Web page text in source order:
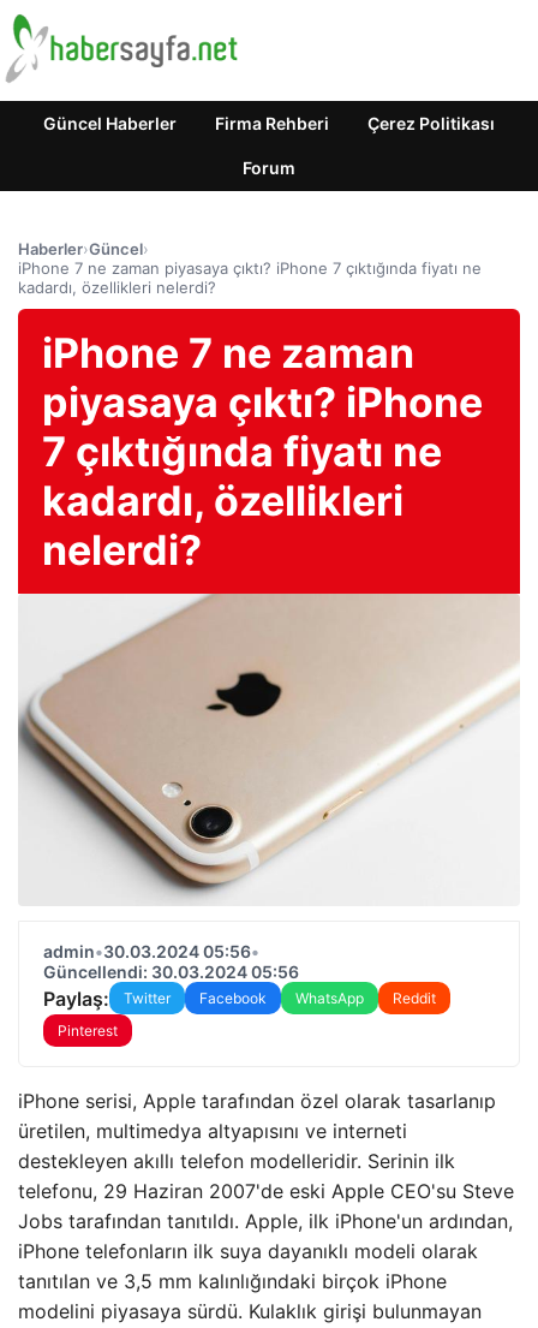
Güncel Haberler Firma Rehberi Çerez Politikası
Forum
Haberler›Güncel›
iPhone 7 ne zaman piyasaya çıktı? iPhone 7 çıktığında fiyatı ne
kadardı, özellikleri nelerdi?
iPhone 7 ne zaman
piyasaya çıktı? iPhone
7 çıktığında fiyatı ne
kadardı, özellikleri
nelerdi?
admin•30.03.2024 05:56•
Güncellendi: 30.03.2024 05:56
Paylaş: Twitter Facebook WhatsApp
Reddit
Pinterest
iPhone serisi, Apple tarafından özel olarak tasarlanıp
üretilen, multimedya altyapısını ve interneti
destekleyen akıllı telefon modelleridir. Serinin ilk
telefonu, 29 Haziran 2007'de eski Apple CEO'su Steve
Jobs tarafından tanıtıldı. Apple, ilk iPhone'un ardından,
iPhone telefonların ilk suya dayanıklı modeli olarak
tanıtılan ve 3,5 mm kalınlığındaki birçok iPhone
modelini piyasaya sürdü. Kulaklık girişi bulunmayan